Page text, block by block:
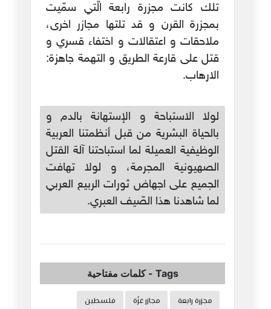
تلك كانت مجزرة رابعة الّتي سمّيت
بمجزرة القرن و قد تلتها مجازر اخرى،
ملاحقات و اعتقالات و اختفاء قسري و
قتل على قارعة الطريق و التهمة جاهزة:
الارهاب.
لولا الاستباحة و الإستهانة بالدم و
بالحياة البشرية من قبل أنظمتنا العربية
الوظيفية العميلة لما استباحتنا آلة القتل
الصهيونية المجرمة، و لولا تهافت
الجميع على اجهاض ثورات الربيع العربي
لما شاهدنا هذا الصّيف العبري.
Tags
-كلمات مفتاحية
مجزرة رابعة مجازر غزّة
فلسطين